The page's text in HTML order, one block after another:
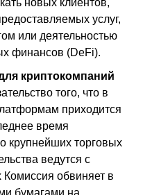
новых клиентов,
услуг,
или деятельностью
финансов (DeFi).
криптокомпаний
того, что в
приходится
время
крупнейших торговых
ведутся с
обвиняет в
бумагами на